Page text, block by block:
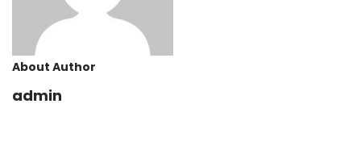
About Author
admin